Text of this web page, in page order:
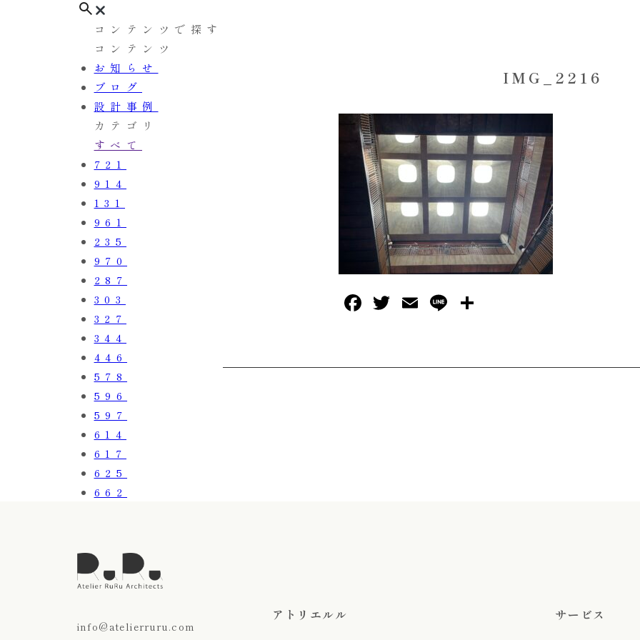
コンテンツで探す
コンテンツ
お知らせ
ブログ
設計事例
カテゴリ
すべて
721
914
131
961
235
970
287
303
327
344
446
578
596
597
614
617
625
662
IMG_2216
Facebook
Twitter
EmailLine
info@atelierruru.com
アトリエルル サービス